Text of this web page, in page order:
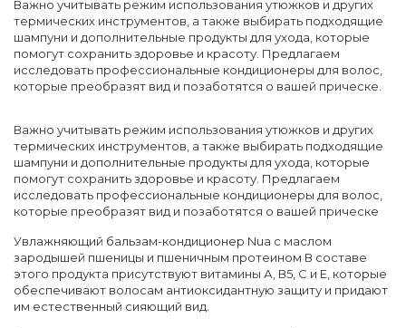
Важно учитывать режим использования утюжков и других
термических инструментов, а также выбирать подходящие
шампуни и дополнительные продукты для ухода, которые
помогут сохранить здоровье и красоту. Предлагаем
исследовать профессиональные кондиционеры для волос,
которые преобразят вид и позаботятся о вашей прическе.
Важно учитывать режим использования утюжков и других
термических инструментов, а также выбирать подходящие
шампуни и дополнительные продукты для ухода, которые
помогут сохранить здоровье и красоту. Предлагаем
исследовать профессиональные кондиционеры для волос,
которые преобразят вид и позаботятся о вашей прическе
Увлажняющий бальзам-кондиционер Nua с маслом
зародышей пшеницы и пшеничным протеином В составе
этого продукта присутствуют витамины А, В5, С и Е, которые
обеспечивают волосам антиоксидантную защиту и придают
им естественный сияющий вид.